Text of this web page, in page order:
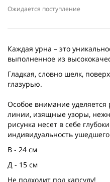
Ожидается поступление
Каждая урна – это
выполненное из
Гладкая, словно шелк,
глазурью.
Особое внимание
линии, изящные узоры,
рисунка несет в себе
индивидуальность
В - 24 см
Д - 15 см
Не подходит под капсулу!